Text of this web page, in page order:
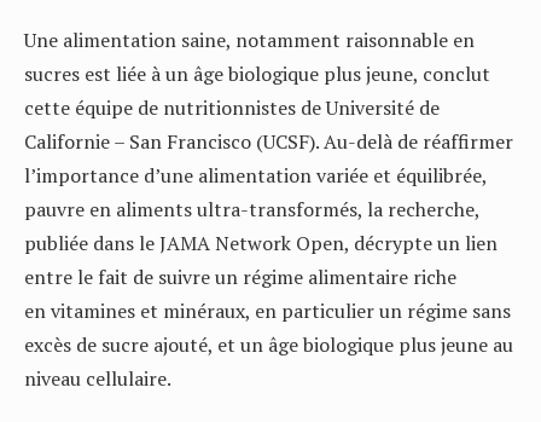
Une alimentation saine, notamment raisonnable en
sucres est liée à un âge biologique plus jeune, conclut
cette équipe de nutritionnistes de Université de
Californie – San Francisco (UCSF). Au-delà de réaffirmer
l’importance d’une alimentation variée et équilibrée,
pauvre en aliments ultra-transformés, la recherche,
publiée dans le JAMA Network Open, décrypte un lien
entre le fait de suivre un régime alimentaire riche
en vitamines et minéraux, en particulier un régime sans
excès de sucre ajouté, et un âge biologique plus jeune au
niveau cellulaire.